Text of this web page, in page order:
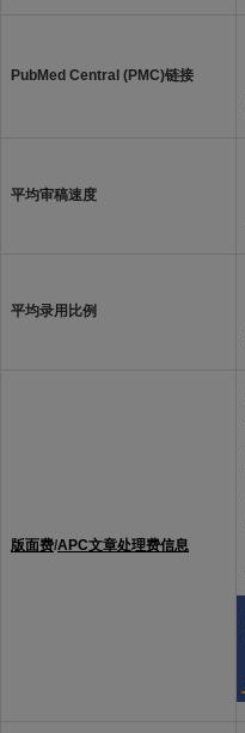
PubMed Central (PMC)链接
平均审稿速度
平均录用比例
版面费/APC文章处理费信息